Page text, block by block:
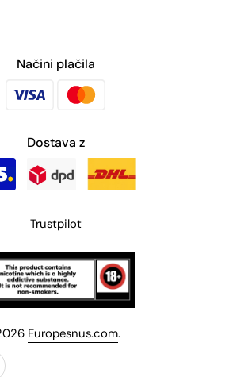
Načini plačila
Dostava z
Trustpilot
Europesnus.com.